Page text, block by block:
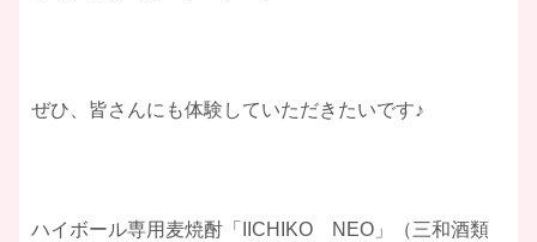
ぜひ、皆さんにも体験していただきたいです♪
ハイボール専用麦焼酎「IICHIKO NEO」（三和酒類